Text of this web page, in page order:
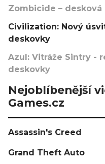
Zombicide –
Civilization: Nový
deskovky
Azul: Vitráže Sintry -
deskovky
Nejoblíbenější
Games.cz
Assassin's Creed
Grand Theft Auto